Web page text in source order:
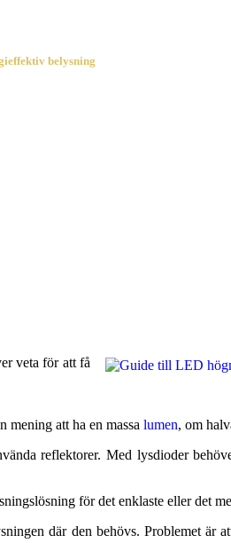
belysning
veta för att få
mening att ha en massa lumen, om
reflektorer. Med lysdioder
för det enklaste eller det
där den behövs. Problemet är